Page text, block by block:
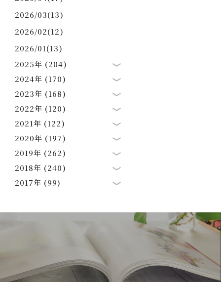
2026/03(13)
2026/02(12)
2026/01(13)
2025年 (204)
2024年 (170)
2023年 (168)
2022年 (120)
2021年 (122)
2020年 (197)
2019年 (262)
2018年 (240)
2017年 (99)